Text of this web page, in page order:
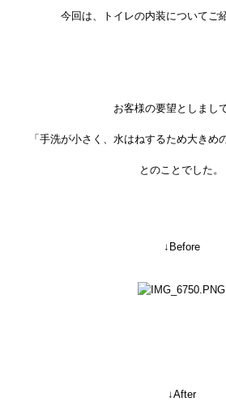
今回は、トイレの内装についてご
お客様の要望としまして
「手洗が小さく、水はねするため大きめ
とのことでした。
↓Before
↓After